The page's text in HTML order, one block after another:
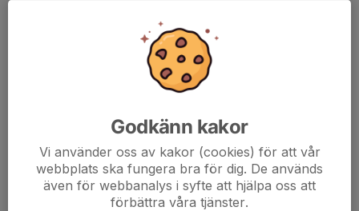
Dans till danslista (terminens utlärda danser) och fika.
Föreningen fixar fikat - bara att komma! Svara gärna här i
aktiviteten om du kommer eller inte så vet vi hur mycket
2023-12-12 Danslista Terminsavslutning.pdf
Godkänn kakor
Vi använder oss av kakor (cookies) för att vår
webbplats ska fungera bra för dig. De används
även för webbanalys i syfte att hjälpa oss att
förbättra våra tjänster.